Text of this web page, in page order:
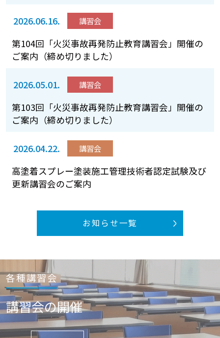
2026.06.16. 講習会
第104回「火災事故再発防止教育講習会」開催の
ご案内（締め切りました）
2026.05.01. 講習会
第103回「火災事故再発防止教育講習会」開催の
ご案内（締め切りました）
2026.04.22. 講習会
高塗着スプレー塗装施工管理技術者認定試験及び
更新講習会のご案内
お知らせ一覧
各種講習会
講習会の開催